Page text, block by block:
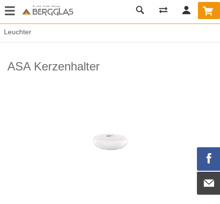
Leuchter
ASA Kerzenhalter